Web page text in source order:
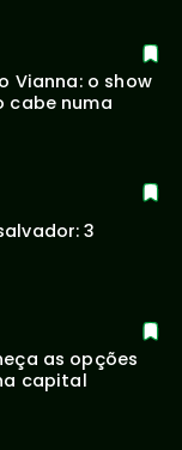
Vianna: o show
cabe numa
3
as opções
capital